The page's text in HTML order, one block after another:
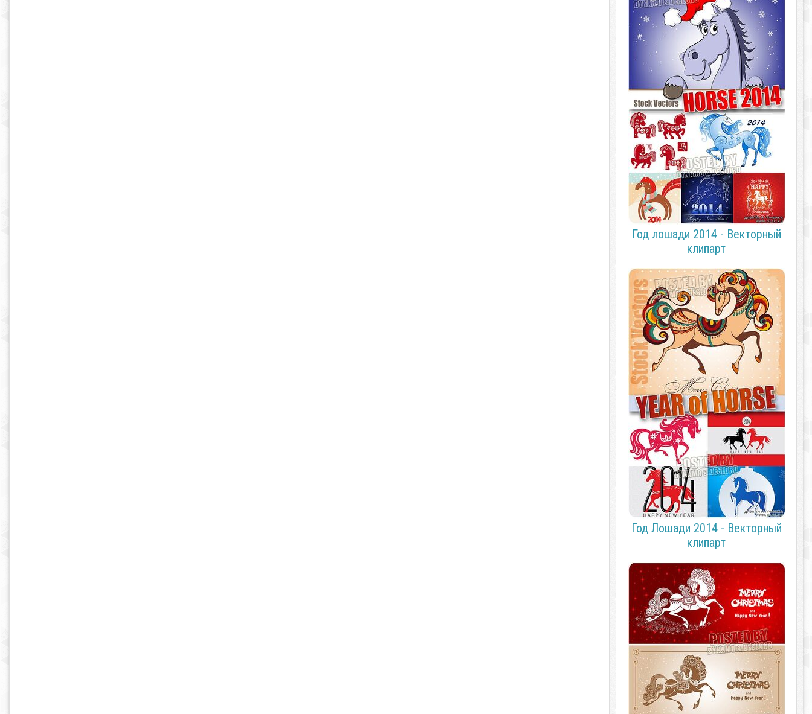
Год лошади 2014 - Векторный
клипарт
Год Лошади 2014 - Векторный
клипарт